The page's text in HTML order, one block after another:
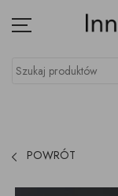
Menu
Szukaj produktów
POWRÓT